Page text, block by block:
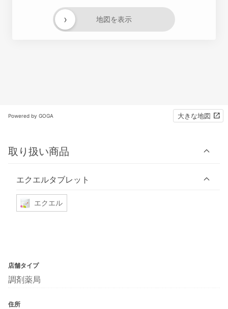
地図を表示
›
Powered by GOGA 大きな地図
取り扱い商品
エクエルタブレット
エクエル
店舗タイプ
調剤薬局
住所